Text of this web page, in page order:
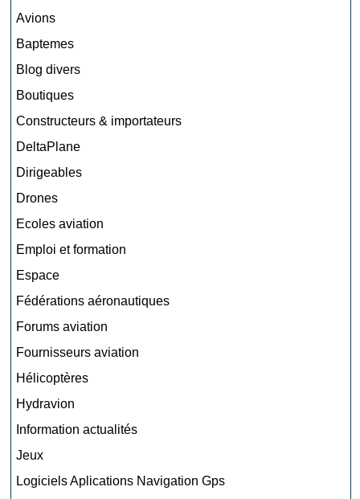
Avions
Baptemes
Blog divers
Boutiques
Constructeurs & importateurs
DeltaPlane
Dirigeables
Drones
Ecoles aviation
Emploi et formation
Espace
Fédérations aéronautiques
Forums aviation
Fournisseurs aviation
Hélicoptères
Hydravion
Information actualités
Jeux
Logiciels Aplications Navigation Gps